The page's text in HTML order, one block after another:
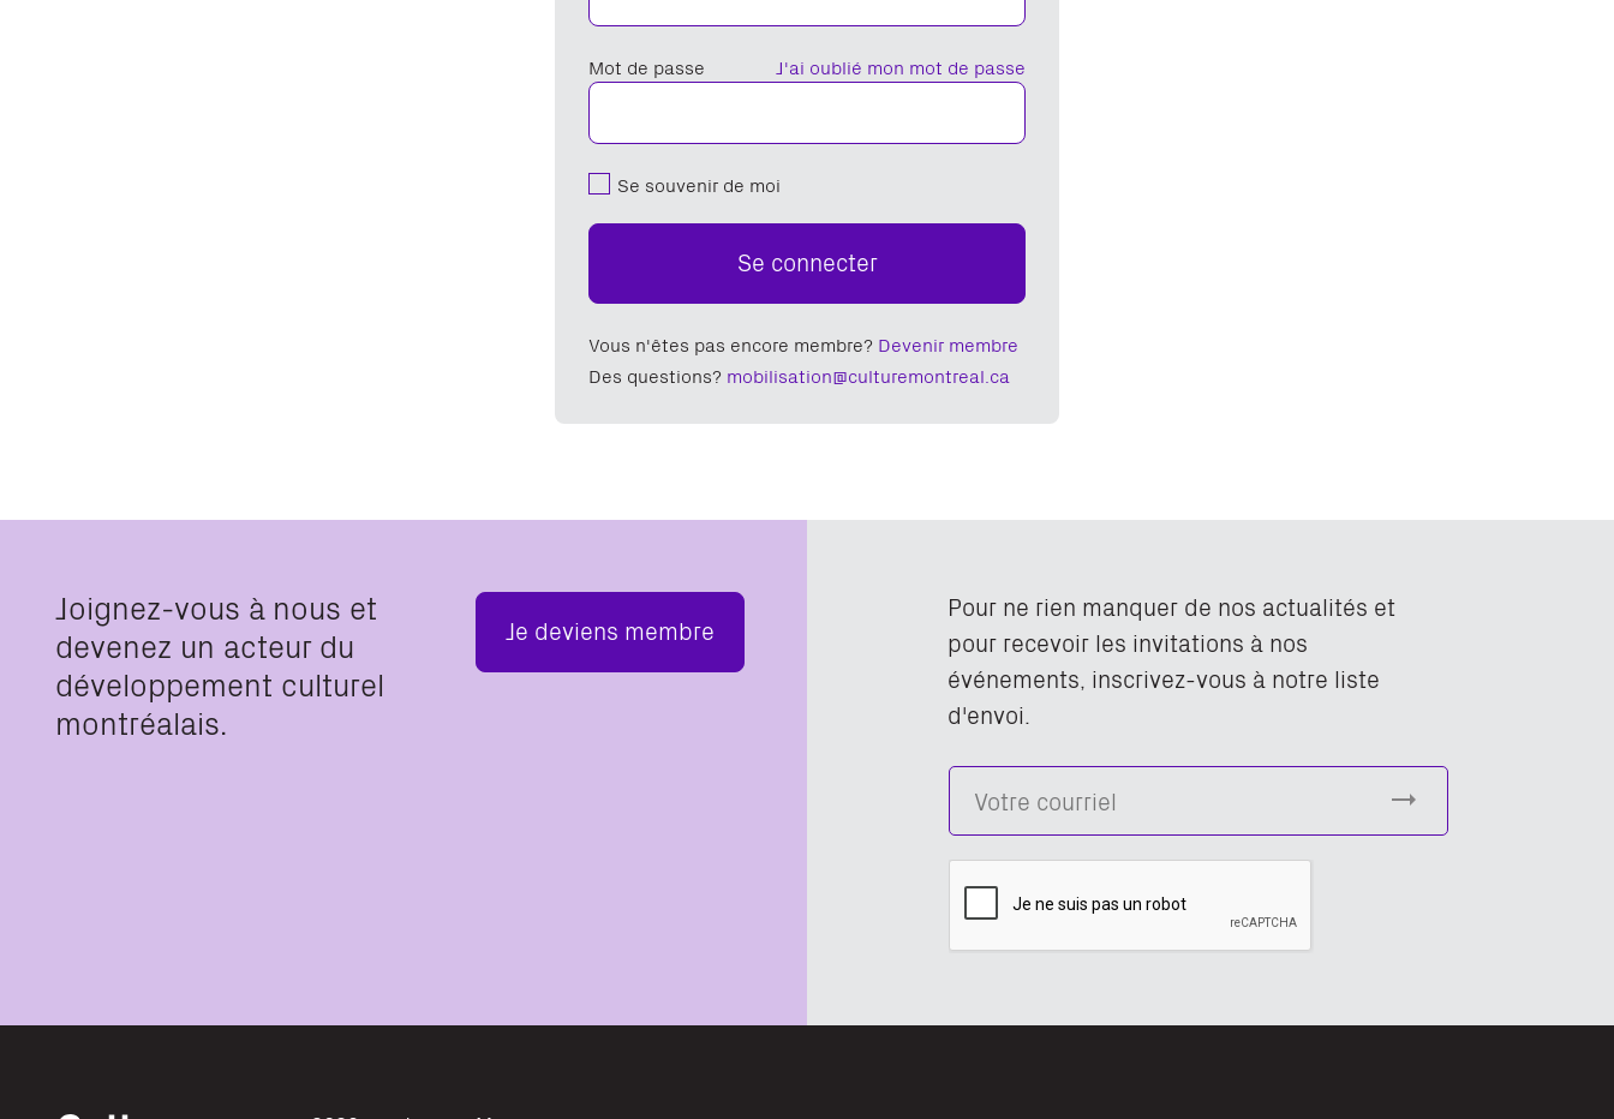
J'ai oublié mon mot de passe
Mot de passe
Se souvenir de moi
Se connecter
Vous n'êtes pas encore membre? Devenir membre
Des questions? mobilisation@culturemontreal.ca
Joignez-vous à nous et
devenez un acteur du
développement culturel
montréalais.
Je deviens membre
Pour ne rien manquer de nos actualités et
pour recevoir les invitations à nos
événements, inscrivez-vous à notre liste
d'envoi.